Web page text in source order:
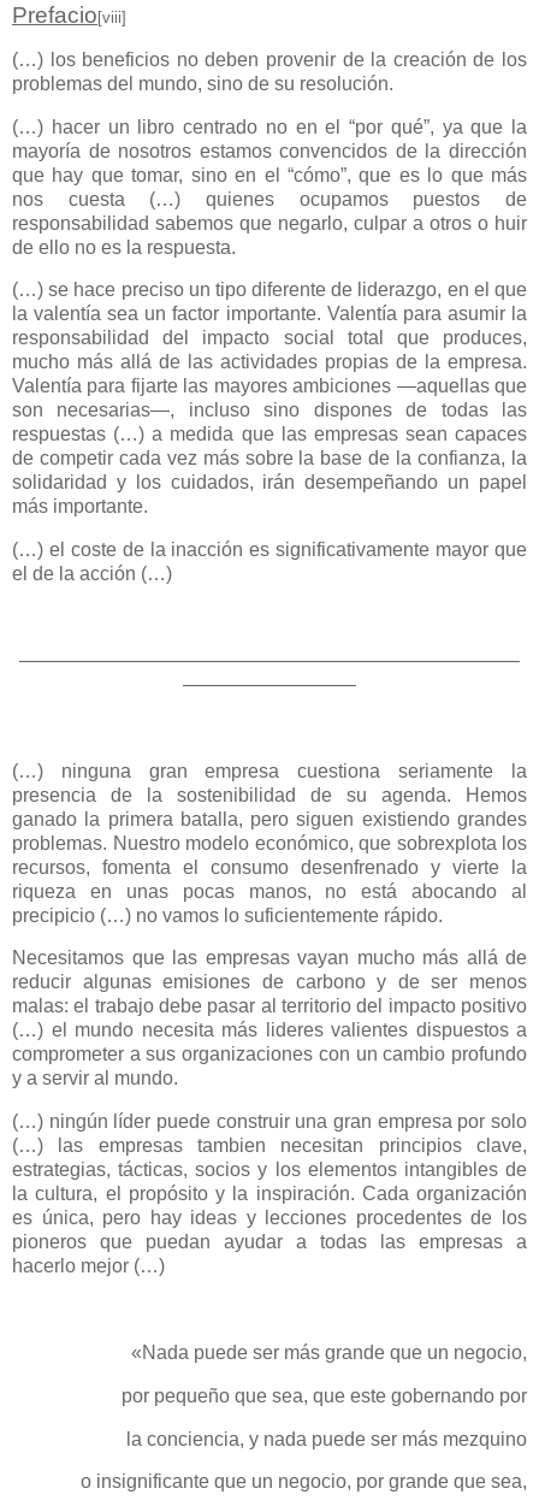
Prefacio [viii]
(…) los beneficios no deben provenir de la creación de los
problemas del mundo, sino de su resolución.
(…) hacer un libro centrado no en el “por qué”, ya que la
mayoría de nosotros estamos convencidos de la dirección
que hay que tomar, sino en el “cómo”, que es lo que más
nos cuesta (…) quienes ocupamos puestos de
responsabilidad sabemos que negarlo, culpar a otros o huir
de ello no es la respuesta.
(…) se hace preciso un tipo diferente de liderazgo, en el que
la valentía sea un factor importante. Valentía para asumir la
responsabilidad del impacto social total que produces,
mucho más allá de las actividades propias de la empresa.
Valentía para fijarte las mayores ambiciones ―aquellas que
son necesarias―, incluso sino dispones de todas las
respuestas (…) a medida que las empresas sean capaces
de competir cada vez más sobre la base de la confianza, la
solidaridad y los cuidados, irán desempeñando un papel
más importante.
(…) el coste de la inacción es significativamente mayor que
el de la acción (…)
――――――――――――――――――――――――――
―――――――――
(…) ninguna gran empresa cuestiona seriamente la
presencia de la sostenibilidad de su agenda. Hemos
ganado la primera batalla, pero siguen existiendo grandes
problemas. Nuestro modelo económico, que sobrexplota los
recursos, fomenta el consumo desenfrenado y vierte la
riqueza en unas pocas manos, no está abocando al
precipicio (…) no vamos lo suficientemente rápido.
Necesitamos que las empresas vayan mucho más allá de
reducir algunas emisiones de carbono y de ser menos
malas: el trabajo debe pasar al territorio del impacto positivo
(…) el mundo necesita más lideres valientes dispuestos a
comprometer a sus organizaciones con un cambio profundo
y a servir al mundo.
(…) ningún líder puede construir una gran empresa por solo
(…) las empresas tambien necesitan principios clave,
estrategias, tácticas, socios y los elementos intangibles de
la cultura, el propósito y la inspiración. Cada organización
es única, pero hay ideas y lecciones procedentes de los
pioneros que puedan ayudar a todas las empresas a
hacerlo mejor (…)
«Nada puede ser más grande que un negocio,
por pequeño que sea, que este gobernando por
la conciencia, y nada puede ser más mezquino
o insignificante que un negocio, por grande que sea,